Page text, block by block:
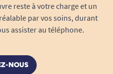
reste à votre charge et un
par vos soins, durant
assister au téléphone.
NOUS